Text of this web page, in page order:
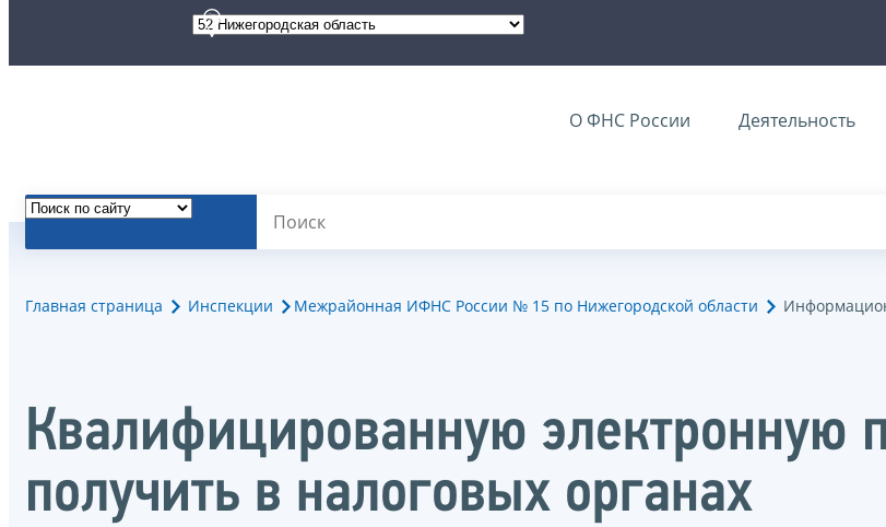
О ФНС России Деятельность
Главная страница Инспекции Межрайонная ИФНС России № 15 по Нижегородской области
Квалифицированную электронную
получить в налоговых органах